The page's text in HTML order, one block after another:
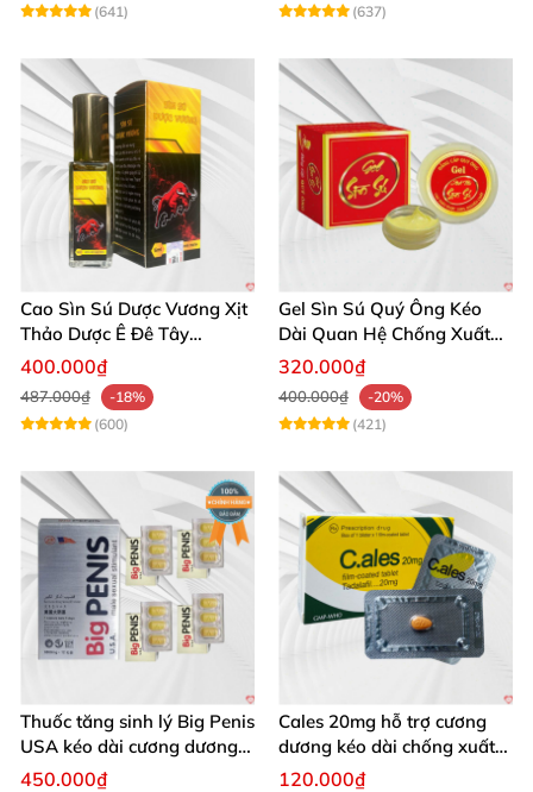
(641)
(637)
Cao Sìn Sú Dược Vương Xịt
Thảo Dược Ê Đê Tây
Nguyên Hỗ Trợ Xuất Tinh
400.000₫
487.000₫
-18%
(600)
Gel Sìn Sú Quý Ông Kéo
Dài Quan Hệ Chống Xuất
Tinh Sớm
320.000₫
400.000₫
-20%
(421)
Thuốc tăng sinh lý Big Penis
USA kéo dài cương dương
chống xuất tinh sớm
450.000₫
Cales 20mg hỗ trợ cương
dương kéo dài chống xuất
tinh sớm thành phần
120.000₫